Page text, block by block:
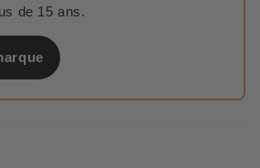
de 15 ans.